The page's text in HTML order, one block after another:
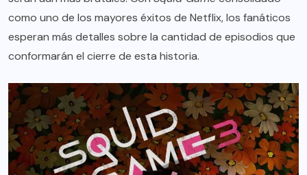
como uno de los mayores éxitos de Netflix, los fanáticos
esperan más detalles sobre la cantidad de episodios que
conformarán el cierre de esta historia.